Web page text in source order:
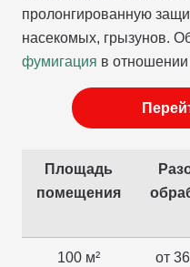
пролонгированную
насекомых, грызунов.
фумигация в
Площадь
помещения
100 м²
от